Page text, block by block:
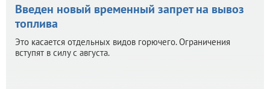
Введен новый временный запрет на вывоз
топлива
Это касается отдельных видов горючего. Ограничения
вступят в силу с августа.